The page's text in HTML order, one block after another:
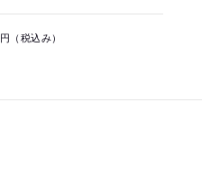
円（税込み）